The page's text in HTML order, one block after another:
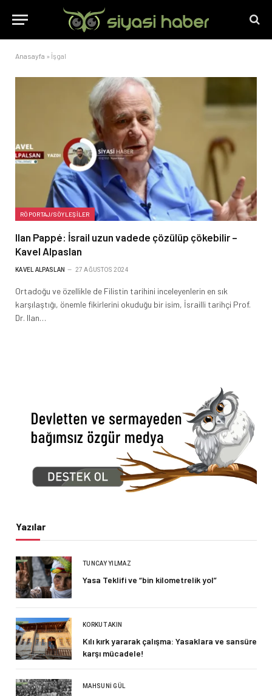
Anasayfa » İşgal
RÖPORTAJ/SÖYLEŞILER
Ilan Pappé: İsrail uzun vadede çözülüp çökebilir –
Kavel Alpaslan
KAVEL ALPASLAN 27 AĞUSTOS 2024
Ortadoğu ve özellikle de Filistin tarihini inceleyenlerin en sık
karşılaştığı, önemle fikirlerini okuduğu bir isim, İsrailli tarihçi Prof.
Dr. Ilan…
Yazılar
TUNCAY YILMAZ
Yasa Teklifi ve “bin kilometrelik yol”
KORKUT AKIN
Kılı kırk yararak çalışma: Yasaklara ve sansüre
karşı mücadele!
MAHSUNI GÜL